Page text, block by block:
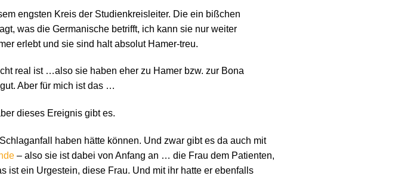
engsten Kreis der Studienkreisleiter. Die ein bißchen
was die Germanische betrifft, ich kann sie nur weiter
erlebt und sie sind halt absolut Hamer-treu.
real ist …also sie haben eher zu Hamer bzw. zur Bona
Aber für mich ist das …
dieses Ereignis gibt es.
haben hätte können. Und zwar gibt es da auch mit
– also sie ist dabei von Anfang an … die Frau dem Patienten,
ist ein Urgestein, diese Frau. Und mit ihr hatte er ebenfalls